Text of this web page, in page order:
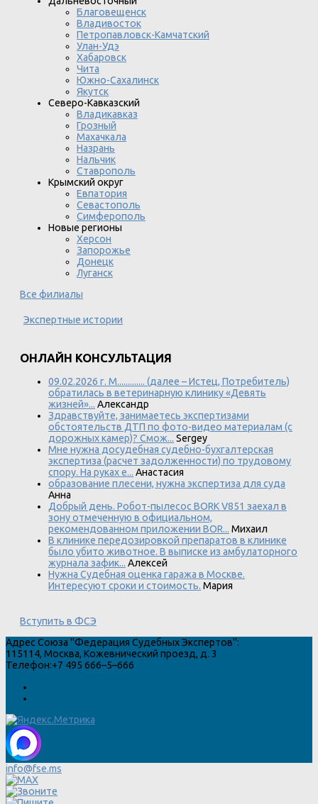
Благовещенск
Владивосток
Петропавловск-Камчатский
Улан-Удэ
Хабаровск
Чита
Южно-Сахалинск
Якутск
Северо-Кавказский
Владикавказ
Грозный
Махачкала
Назрань
Нальчик
Ставрополь
Крымский округ
Евпатория
Севастополь
Симферополь
Новые регионы
Херсон
Запорожье
Донецк
Луганск
Все филиалы
Экспертные истории
ОНЛАЙН КОНСУЛЬТАЦИЯ
09.02.2026 г. М............. (далее – Истец, Потребитель)
обратилась в ветеринарную клинику «Девять
жизней»... Александр
Здравствуйте, занимаетесь экспертизами
обстоятельств ДТП по фото-видео материалам (с
дорожных камер)? Смож... Sergey
Мне нужна досудебная судебно-бухгалтерская
экспертиза (расчет задолженности) по трудовому
спору. На руках е... Анастасия
образование плесени, нужна экспертиза для суда
Анна
Добрый день. Робот-пылесос BORK V851 заехал в
зону отмеченную в официальном,
рекомендованном приложении BOR... Михаил
В клинике передозировкой препаратов в клинике
было убито животное. В выписке из амбулаторного
журнала зафик... Алексей
Нужна Судебная оценка гаража в Москве.
Интересуют сроки и стоимость. Мария
Вступить в ФСЭ
Адрес Союза "Федерация Судебных Экспертов":
115114, Москва, Кожевнический проезд, д. 3
Телефон:+7 495 666–5–666
info@fse.ms